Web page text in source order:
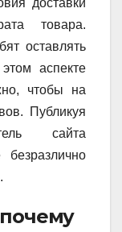
доставки
товара.
оставлять
аспекте
чтобы на
Публикуя
сайта